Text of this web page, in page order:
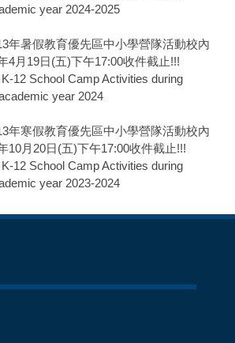
year 2024-2025
年暑假教育優先區中小學營隊活動校內
4月19日(五)下午17:00收件截止!!!
12 School Camp Activities during
year 2024
年寒假教育優先區中小學營隊活動校內
10月20日(五)下午17:00收件截止!!!
12 School Camp Activities during
year 2023-2024